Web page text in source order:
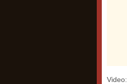
Video: